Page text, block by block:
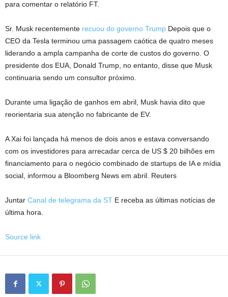
para comentar o relatório FT.
Sr. Musk recentemente recuou do governo Trump Depois que o
CEO da Tesla terminou uma passagem caótica de quatro meses
liderando a ampla campanha de corte de custos do governo. O
presidente dos EUA, Donald Trump, no entanto, disse que Musk
continuaria sendo um consultor próximo.
Durante uma ligação de ganhos em abril, Musk havia dito que
reorientaria sua atenção no fabricante de EV.
A Xai foi lançada há menos de dois anos e estava conversando
com os investidores para arrecadar cerca de US $ 20 bilhões em
financiamento para o negócio combinado de startups de IA e mídia
social, informou a Bloomberg News em abril. Reuters
Juntar Canal de telegrama da ST E receba as últimas notícias de
última hora.
Source link